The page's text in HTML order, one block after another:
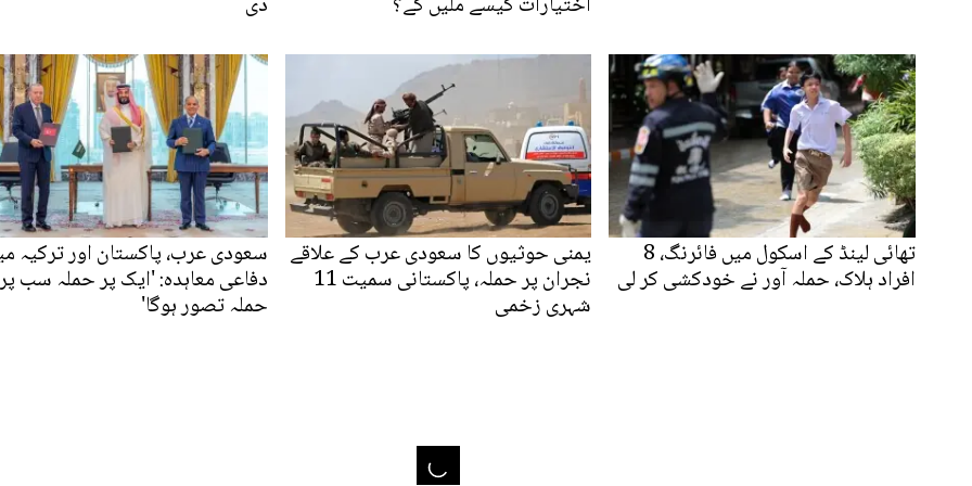
تھائی لینڈ کے اسکول میں فائرنگ، 8
افراد ہلاک، حملہ آور نے خودکشی کر لی
یمنی حوثیوں کا سعودی عرب کے علاقے
نجران پر حملہ، پاکستانی سمیت 11
شہری زخمی
سعودی عرب، پاکستان اور ترکیہ
دفاعی معاہدہ: 'ایک پر حملہ سب
حملہ تصور ہوگا'